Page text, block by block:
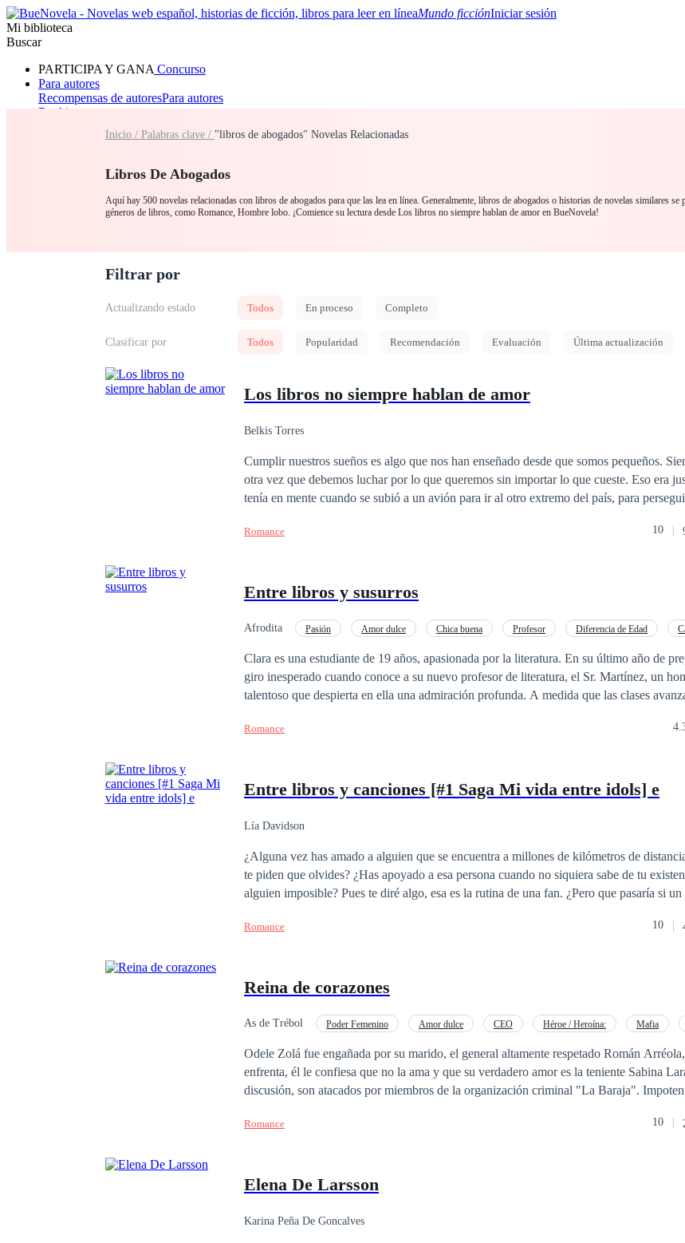
Mundo ficciónIniciar sesión
Mi biblioteca
Buscar
PARTICIPA Y GANA Concurso
Para autores
Recompensas de autoresPara autores
Ranking
RomanceHombre loboMafiaSistema
Inicio / Palabras clave / "libros de abogados" Novelas Relacionadas
Libros De Abogados
Aquí hay 500 novelas relacionadas con libros de abogados para que las lea en línea. Generalmente, libros de abogados o historias de novelas similares se
géneros de libros, como Romance, Hombre lobo. ¡Comience su lectura desde Los libros no siempre hablan de amor en BueNovela!
Filtrar por
Actualizando estado Todos En proceso Completo
Clasificar por Todos Popularidad Recomendación Evaluación Última actualización
Los libros no siempre hablan de amor
Belkis Torres
Cumplir nuestros sueños es algo que nos han enseñado desde que somos pequeños.
otra vez que debemos luchar por lo que queremos sin importar lo que cueste. Eso era justo lo que Isla Harper
tenía en mente cuando se subió a un avión para ir al otro extremo del país, para
vendrían muchas cosas más, nuevas amistades, nuevos gustos, pero sobre todo, algo
Romance 10
Entre libros y susurros
Afrodita Pasión Amor dulce Chica buena Profesor Diferencia de Edad
Clara es una estudiante de 19 años, apasionada por la literatura. En su último año de
giro inesperado cuando conoce a su nuevo profesor de literatura, el Sr. Martínez, un
talentoso que despierta en ella una admiración profunda. A medida que las clases
Romance
Entre libros y canciones [#1 Saga Mi vida entre idols] e
Lía Davidson
¿Alguna vez has amado a alguien que se encuentra a millones de kilómetros de
te piden que olvides? ¿Has apoyado a esa persona cuando no siquiera sabe de tu
alguien imposible? Pues te diré algo, esa es la rutina de una fan. ¿Pero que pasaría si un día tu sueño se hace
mejor renunciar a todo.
Romance 10
Reina de corazones
As de Trébol Poder Femenino Amor dulce CEO Héroe / Heroína: Mafia
Odele Zolá fue engañada por su marido, el general altamente respetado Román
enfrenta, él le confiesa que no la ama y que su verdadero amor es la teniente Sabina
discusión, son atacados por miembros de la organización criminal "La Baraja". Impotente, ve cómo Román
que morirá y a Odele se le rompe el corazón una vez más. Más tarde, Odele despierta en un basurero en otro
hicieron.
Romance 10
Elena De Larsson
Karina Peña De Goncalves